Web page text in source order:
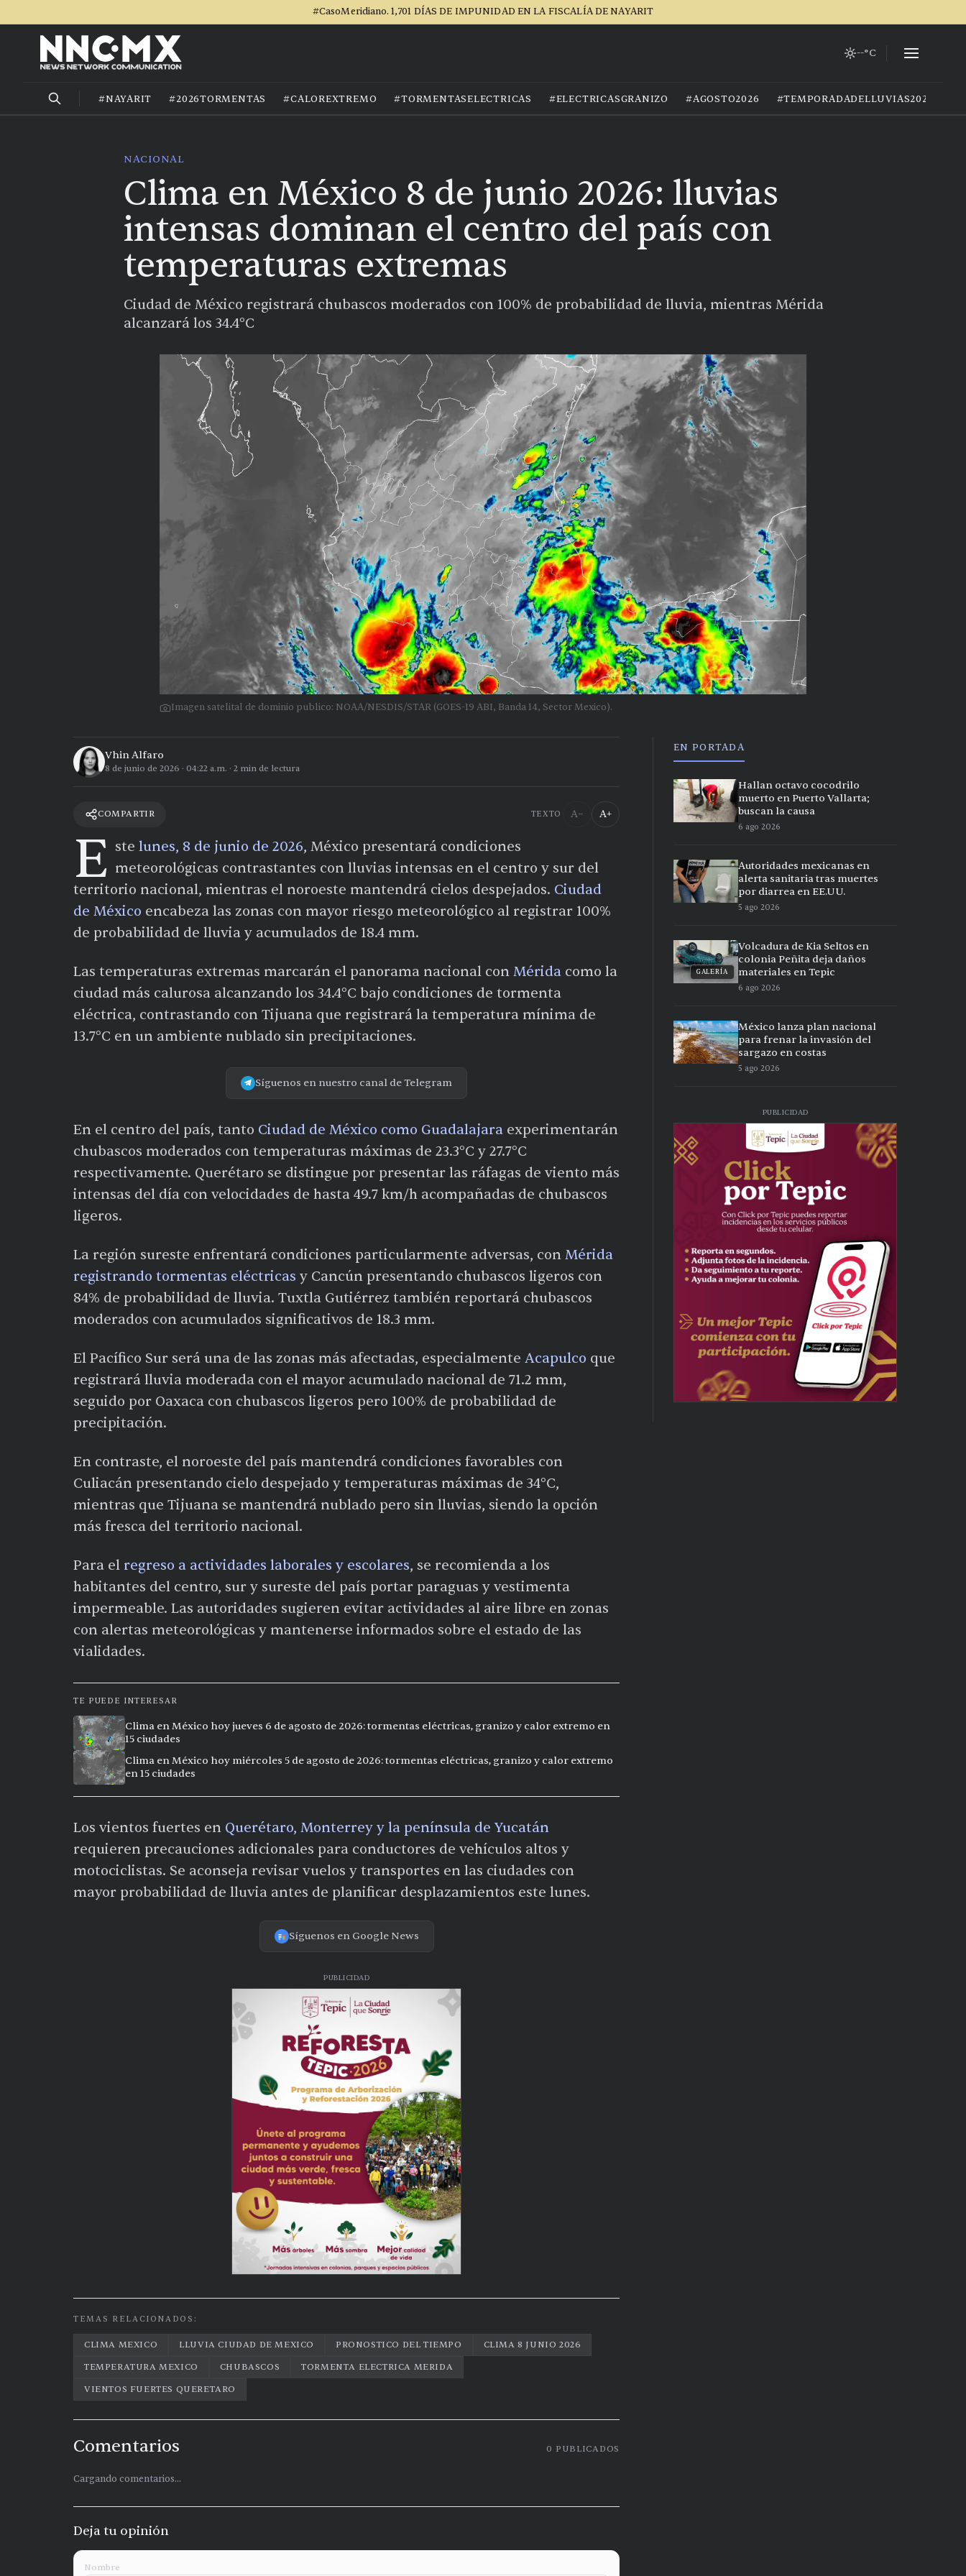
#CasoMeridiano. 1,701 DÍAS DE IMPUNIDAD EN LA FISCALÍA DE NAYARIT
--°C
#NAYARIT #2026TORMENTAS #CALOREXTREMO #TORMENTASELECTRICAS #ELECTRICASGRANIZO #AGOSTO2026 #TEMPORADADELLUVIAS2026
NACIONAL
Clima en México 8 de junio 2026: lluvias
intensas dominan el centro del país con
temperaturas extremas
Ciudad de México registrará chubascos moderados con 100% de probabilidad de lluvia, mientras Mérida
alcanzará los 34.4°C
Imagen satelital de dominio publico: NOAA/NESDIS/STAR (GOES-19 ABI, Banda 14, Sector Mexico).
Vhin Alfaro
8 de junio de 2026 · 04:22 a.m. · 2 min de lectura
COMPARTIR TEXTO A− A+
E ste lunes, 8 de junio de 2026, México presentará condiciones
meteorológicas contrastantes con lluvias intensas en el centro y sur del
territorio nacional, mientras el noroeste mantendrá cielos despejados. Ciudad
de México encabeza las zonas con mayor riesgo meteorológico al registrar 100%
de probabilidad de lluvia y acumulados de 18.4 mm.
Las temperaturas extremas marcarán el panorama nacional con Mérida como la
ciudad más calurosa alcanzando los 34.4°C bajo condiciones de tormenta
eléctrica, contrastando con Tijuana que registrará la temperatura mínima de
13.7°C en un ambiente nublado sin precipitaciones.
Síguenos en nuestro canal de Telegram
En el centro del país, tanto Ciudad de México como Guadalajara experimentarán
chubascos moderados con temperaturas máximas de 23.3°C y 27.7°C
respectivamente. Querétaro se distingue por presentar las ráfagas de viento más
intensas del día con velocidades de hasta 49.7 km/h acompañadas de chubascos
ligeros.
La región sureste enfrentará condiciones particularmente adversas, con Mérida
registrando tormentas eléctricas y Cancún presentando chubascos ligeros con
84% de probabilidad de lluvia. Tuxtla Gutiérrez también reportará chubascos
moderados con acumulados significativos de 18.3 mm.
El Pacífico Sur será una de las zonas más afectadas, especialmente Acapulco que
registrará lluvia moderada con el mayor acumulado nacional de 71.2 mm,
seguido por Oaxaca con chubascos ligeros pero 100% de probabilidad de
precipitación.
En contraste, el noroeste del país mantendrá condiciones favorables con
Culiacán presentando cielo despejado y temperaturas máximas de 34°C,
mientras que Tijuana se mantendrá nublado pero sin lluvias, siendo la opción
más fresca del territorio nacional.
Para el regreso a actividades laborales y escolares, se recomienda a los
habitantes del centro, sur y sureste del país portar paraguas y vestimenta
impermeable. Las autoridades sugieren evitar actividades al aire libre en zonas
con alertas meteorológicas y mantenerse informados sobre el estado de las
vialidades.
TE PUEDE INTERESAR
Clima en México hoy jueves 6 de agosto de 2026: tormentas eléctricas, granizo y calor extremo en
15 ciudades
Clima en México hoy miércoles 5 de agosto de 2026: tormentas eléctricas, granizo y calor extremo
en 15 ciudades
Los vientos fuertes en Querétaro, Monterrey y la península de Yucatán
requieren precauciones adicionales para conductores de vehículos altos y
motociclistas. Se aconseja revisar vuelos y transportes en las ciudades con
mayor probabilidad de lluvia antes de planificar desplazamientos este lunes.
Síguenos en Google News
PUBLICIDAD
TEMAS RELACIONADOS:
CLIMA MEXICO LLUVIA CIUDAD DE MEXICO PRONOSTICO DEL TIEMPO
CLIMA 8 JUNIO 2026
TEMPERATURA MEXICO
CHUBASCOS
TORMENTA ELECTRICA MERIDA
VIENTOS FUERTES QUERETARO
Comentarios 0 PUBLICADOS
Cargando comentarios...
Deja tu opinión
Nombre
EN PORTADA
Hallan octavo cocodrilo
muerto en Puerto Vallarta;
buscan la causa
6 ago 2026
Autoridades mexicanas en
alerta sanitaria tras muertes
por diarrea en EE.UU.
5 ago 2026
GALERÍA
Volcadura de Kia Seltos en
colonia Peñita deja daños
materiales en Tepic
6 ago 2026
México lanza plan nacional
para frenar la invasión del
sargazo en costas
5 ago 2026
PUBLICIDAD